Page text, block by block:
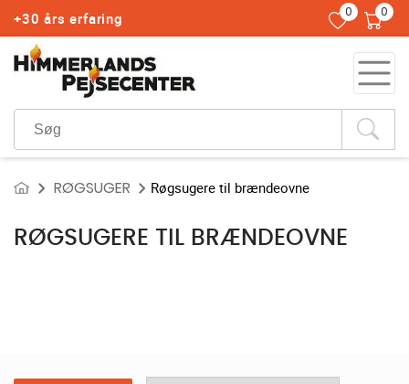
+30 års erfaring 0 0
RØGSUGER Røgsugere til brændeovne
RØGSUGERE TIL BRÆNDEOVNE